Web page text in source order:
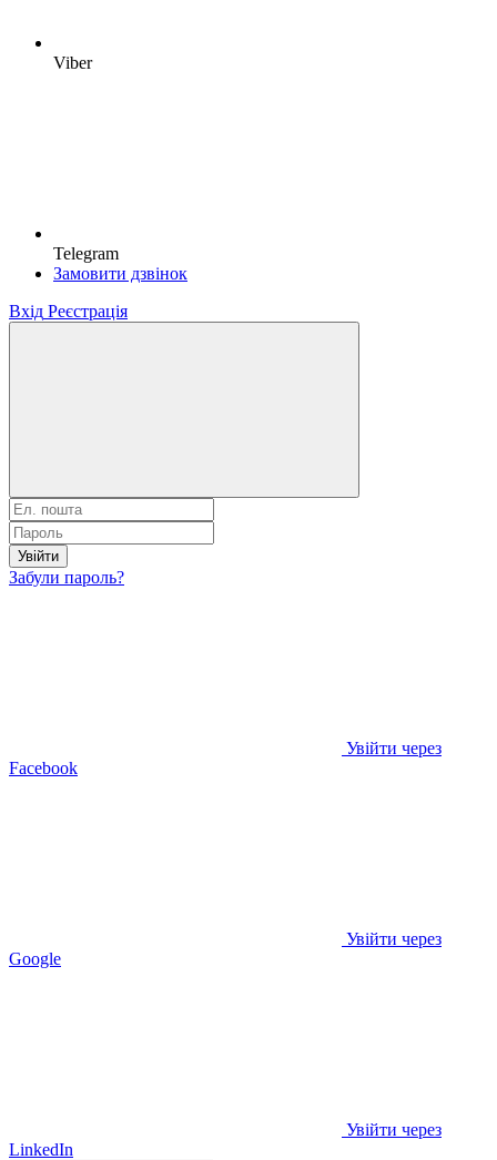
Viber
Telegram
Замовити дзвінок
Вхід Реєстрація
Увійти
Забули пароль?
Увійти через
Facebook
Увійти через
Google
Увійти через
LinkedIn